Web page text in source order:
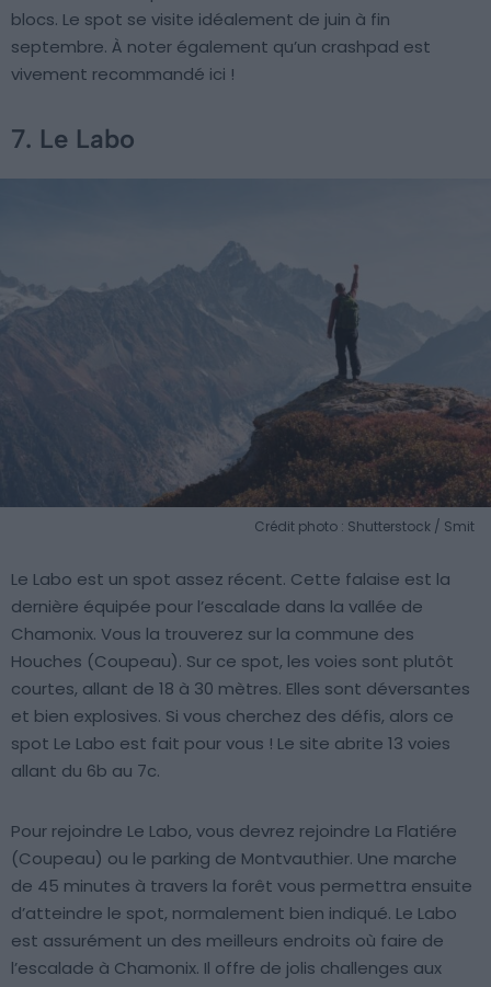
blocs. Le spot se visite idéalement de juin à fin
septembre. À noter également qu’un crashpad est
vivement recommandé ici !
7. Le Labo
Crédit photo : Shutterstock / Smit
Le Labo est un spot assez récent. Cette falaise est la
dernière équipée pour l’escalade dans la vallée de
Chamonix. Vous la trouverez sur la commune des
Houches (Coupeau). Sur ce spot, les voies sont plutôt
courtes, allant de 18 à 30 mètres. Elles sont déversantes
et bien explosives. Si vous cherchez des défis, alors ce
spot Le Labo est fait pour vous ! Le site abrite 13 voies
allant du 6b au 7c.
Pour rejoindre Le Labo, vous devrez rejoindre La Flatiére
(Coupeau) ou le parking de Montvauthier. Une marche
de 45 minutes à travers la forêt vous permettra ensuite
d’atteindre le spot, normalement bien indiqué. Le Labo
est assurément un des meilleurs endroits où faire de
l’escalade à Chamonix. Il offre de jolis challenges aux